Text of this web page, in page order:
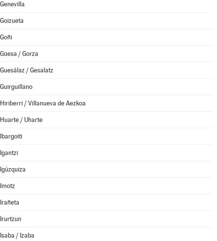
Genevilla
Goizueta
Goñi
Güesa / Gorza
Guesálaz / Gesalatz
Guirguillano
Hiriberri / Villanueva de Aezkoa
Huarte / Uharte
Ibargoiti
Igantzi
Igúzquiza
Imotz
Irañeta
Irurtzun
Isaba / Izaba